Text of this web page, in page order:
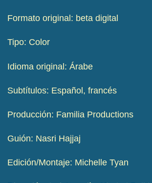
Formato original: beta digital
Tipo: Color
Idioma original: Árabe
Subtítulos: Español, francés
Producción: Familia Productions
Guión: Nasri Hajjaj
Edición/Montaje: Michelle Tyan